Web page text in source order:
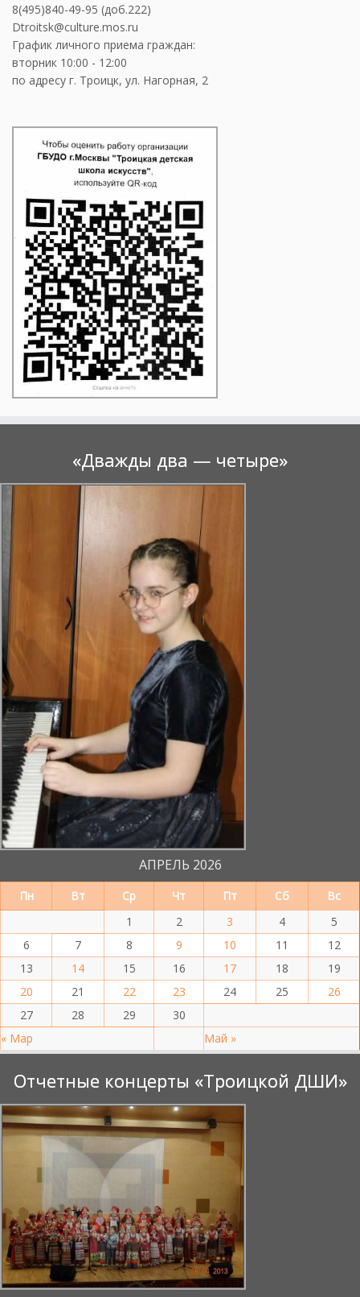
8(495)840-49-95 (доб.222)
Dtroitsk@culture.mos.ru
График личного приема граждан:
вторник 10:00 - 12:00
по адресу г. Троицк, ул. Нагорная, 2
«Дважды два — четыре»
АПРЕЛЬ 2026
Пн Вт Ср Чт Пт Сб Вс
« Мар Май »
1 2 3 4
5
6
7 8 9 10 11
12
13
14 15 16 17 18
19
20
21 22 23 24 25
26
27
28 29 30
Отчетные концерты «Троицкой ДШИ»